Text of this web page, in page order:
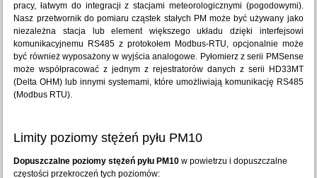
pracy, łatwym do integracji z stacjami meteorologicznymi (pogodowymi).
Nasz przetwornik do pomiaru cząstek stałych PM może być używany jako
niezależna stacja lub element większego układu dzięki interfejsowi
komunikacyjnemu RS485 z protokołem Modbus-RTU, opcjonalnie może
być również wyposażony w wyjścia analogowe. Pyłomierz z serii PMSense
może współpracować z jednym z rejestratorów danych z serii HD33MT
(Delta OHM) lub innymi systemami, które umożliwiają komunikację RS485
(Modbus RTU).
Limity poziomy stężeń pyłu PM10
Dopuszczalne poziomy stężeń pyłu PM10 w powietrzu i dopuszczalne
częstości przekroczeń tych poziomów: